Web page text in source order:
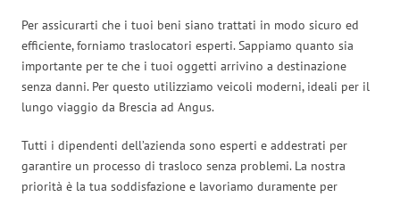
Per assicurarti che i tuoi beni siano trattati in modo sicuro ed
efficiente, forniamo traslocatori esperti. Sappiamo quanto sia
importante per te che i tuoi oggetti arrivino a destinazione
senza danni. Per questo utilizziamo veicoli moderni, ideali per il
lungo viaggio da Brescia ad Angus.
Tutti i dipendenti dell’azienda sono esperti e addestrati per
garantire un processo di trasloco senza problemi. La nostra
priorità è la tua soddisfazione e lavoriamo duramente per